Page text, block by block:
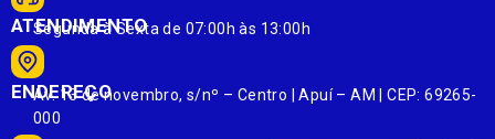
ATENDIMENTO
Segunda à Sexta de 07:00h às 13:00h
ENDEREÇO
Av. 13 de novembro, s/nº – Centro | Apuí – AM | CEP: 69265-
000